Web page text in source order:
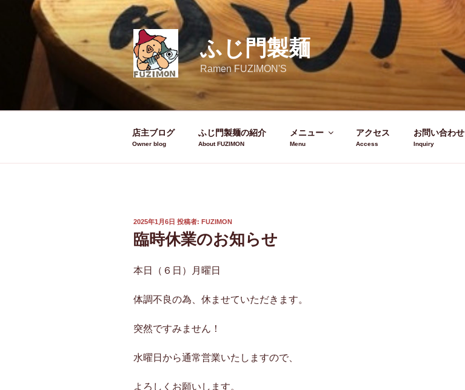
キ
ふじ門製麺
Ramen FUZIMON'S
店主ブログ ふじ門製麺の紹介 メニュー アクセス お問い合わせ
投
稿
日:
2025年1月6日 投稿者: FUZIMON
臨時休業のお知らせ
本日（６日）月曜日
体調不良の為、休ませていただきます。
突然ですみません！
水曜日から通常営業いたしますので、
よろしくお願いします。